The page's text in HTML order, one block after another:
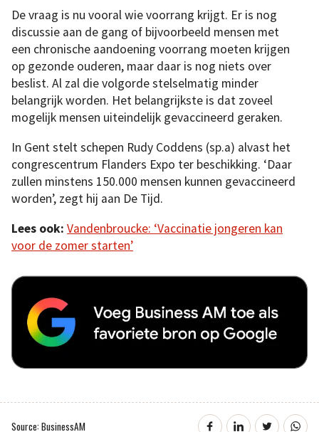
De vraag is nu vooral wie voorrang krijgt. Er is nog
discussie aan de gang of bijvoorbeeld mensen met
een chronische aandoening voorrang moeten krijgen
op gezonde ouderen, maar daar is nog niets over
beslist. Al zal die volgorde stelselmatig minder
belangrijk worden. Het belangrijkste is dat zoveel
mogelijk mensen uiteindelijk gevaccineerd geraken.
In Gent stelt schepen Rudy Coddens (sp.a) alvast het
congrescentrum Flanders Expo ter beschikking. ‘Daar
zullen minstens 150.000 mensen kunnen gevaccineerd
worden’, zegt hij aan De Tijd.
Lees ook: Vandenbroucke: ‘Vaccinatie jongeren kan
voor de zomer starten’
Source: BusinessAM